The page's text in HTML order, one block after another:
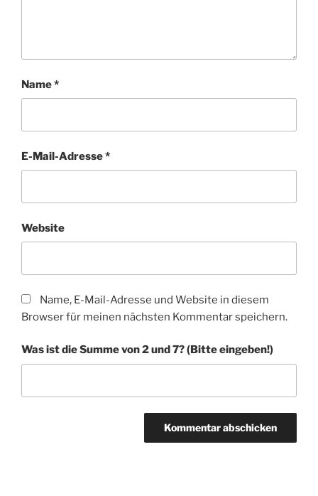
Name*
E-Mail-Adresse*
Website
Name, E-Mail-Adresse und Website in diesem
Browser für meinen nächsten Kommentar speichern.
Was ist die Summe von 2 und 7? (Bitte eingeben!)